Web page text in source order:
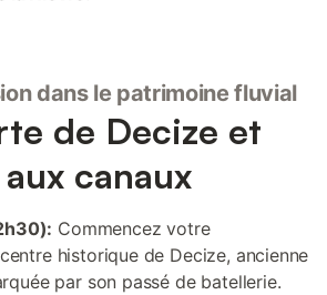
dans le patrimoine fluvial
de Decize et
canaux
Commencez votre
historique de Decize, ancienne
par son passé de batellerie.